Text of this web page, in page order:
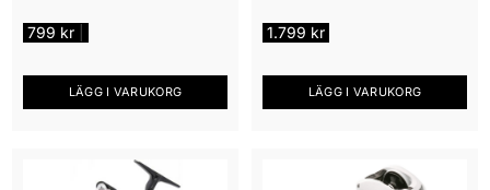
799 kr
LÄGG I VARUKORG
1.799 kr
LÄGG I VARUKORG